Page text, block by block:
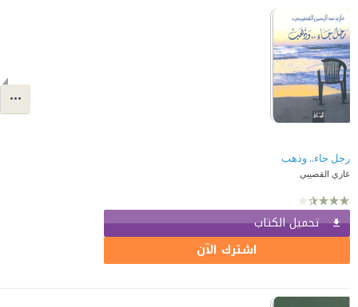
رجل جاء.. وذهب
غازي القصيبي
تحميل الكتاب
اشترك الآن